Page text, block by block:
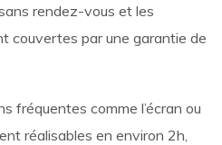
rendez-vous et les
couvertes par une garantie de
fréquentes comme l’écran ou
réalisables en environ 2h,